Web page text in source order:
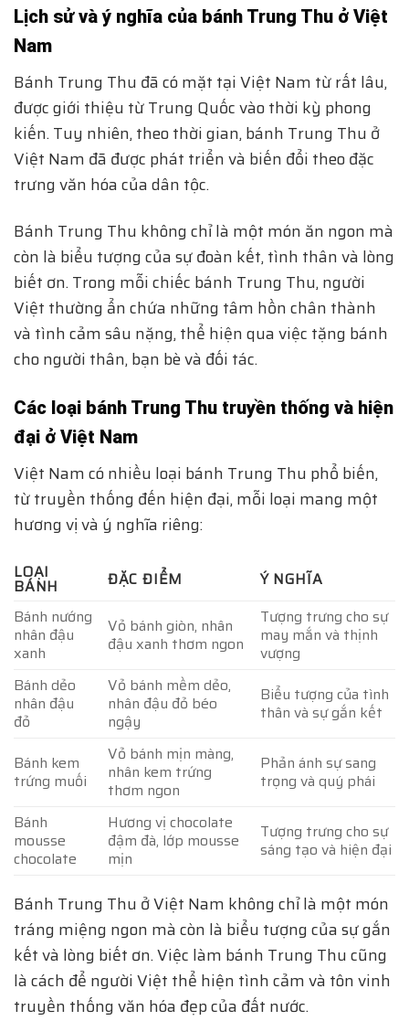
Lịch sử và ý nghĩa của bánh Trung Thu ở Việt
Nam
Bánh Trung Thu đã có mặt tại Việt Nam từ rất lâu,
được giới thiệu từ Trung Quốc vào thời kỳ phong
kiến. Tuy nhiên, theo thời gian, bánh Trung Thu ở
Việt Nam đã được phát triển và biến đổi theo đặc
trưng văn hóa của dân tộc.
Bánh Trung Thu không chỉ là một món ăn ngon mà
còn là biểu tượng của sự đoàn kết, tình thân và lòng
biết ơn. Trong mỗi chiếc bánh Trung Thu, người
Việt thường ẩn chứa những tâm hồn chân thành
và tình cảm sâu nặng, thể hiện qua việc tặng bánh
cho người thân, bạn bè và đối tác.
Các loại bánh Trung Thu truyền thống và hiện
đại ở Việt Nam
Việt Nam có nhiều loại bánh Trung Thu phổ biến,
từ truyền thống đến hiện đại, mỗi loại mang một
hương vị và ý nghĩa riêng:
LOẠI
BÁNH ĐẶC ĐIỂM
Ý NGHĨA
Bánh nướng
nhân đậu
xanh
Vỏ bánh giòn, nhân
đậu xanh thơm ngon
Tượng trưng cho sự
may mắn và thịnh
vượng
Bánh dẻo
nhân đậu
đỏ
Vỏ bánh mềm dẻo,
nhân đậu đỏ béo
ngậy
Biểu tượng của tình
thân và sự gắn kết
Bánh kem
trứng muối
Vỏ bánh mịn màng,
nhân kem trứng
thơm ngon
Phản ánh sự sang
trọng và quý phái
Bánh
mousse
chocolate
Hương vị chocolate
đậm đà, lớp mousse
mịn
Tượng trưng cho sự
sáng tạo và hiện đại
Bánh Trung Thu ở Việt Nam không chỉ là một món
tráng miệng ngon mà còn là biểu tượng của sự gắn
kết và lòng biết ơn. Việc làm bánh Trung Thu cũng
là cách để người Việt thể hiện tình cảm và tôn vinh
truyền thống văn hóa đẹp của đất nước.